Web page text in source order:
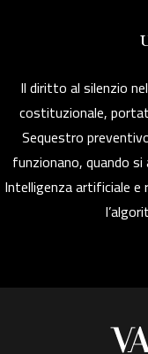
Il diritto al silenzio
costituzionale,
Sequestro
funzionano, quando
Intelligenza artificiale e